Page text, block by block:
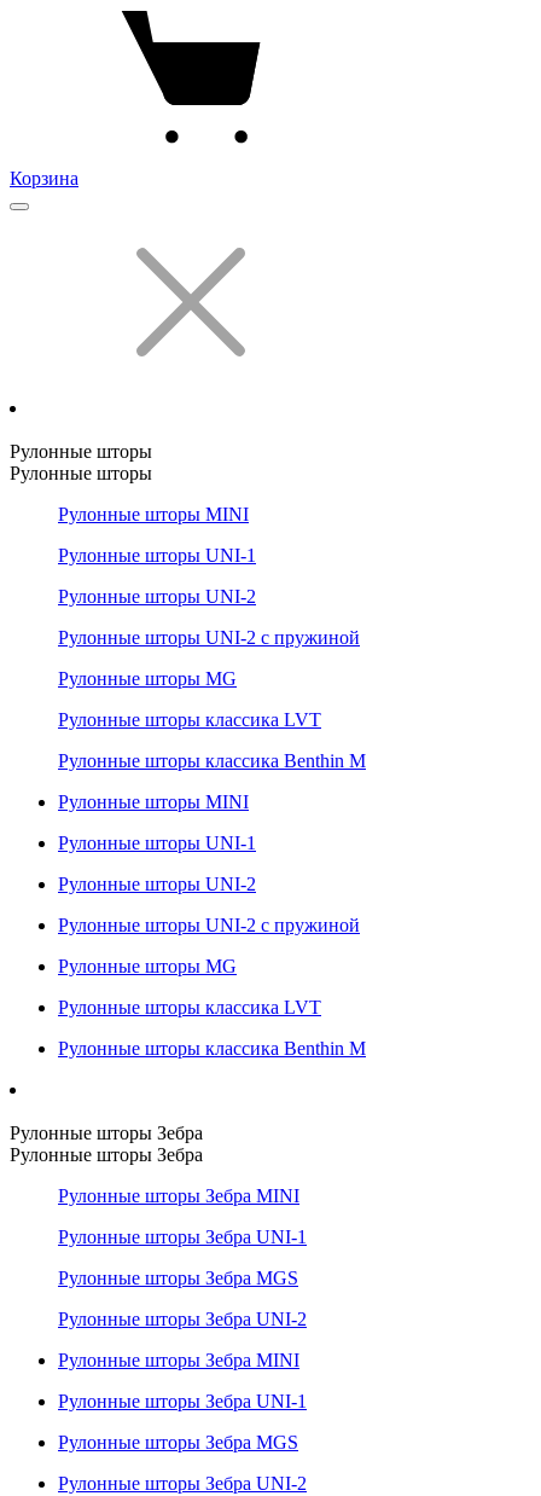
Корзина
Рулонные шторы
Рулонные шторы
Рулонные шторы MINI
Рулонные шторы UNI-1
Рулонные шторы UNI-2
Рулонные шторы UNI-2 с пружиной
Рулонные шторы MG
Рулонные шторы классика LVT
Рулонные шторы классика Benthin M
Рулонные шторы MINI
Рулонные шторы UNI-1
Рулонные шторы UNI-2
Рулонные шторы UNI-2 с пружиной
Рулонные шторы MG
Рулонные шторы классика LVT
Рулонные шторы классика Benthin M
Рулонные шторы Зебра
Рулонные шторы Зебра
Рулонные шторы Зебра MINI
Рулонные шторы Зебра UNI-1
Рулонные шторы Зебра MGS
Рулонные шторы Зебра UNI-2
Рулонные шторы Зебра MINI
Рулонные шторы Зебра UNI-1
Рулонные шторы Зебра MGS
Рулонные шторы Зебра UNI-2